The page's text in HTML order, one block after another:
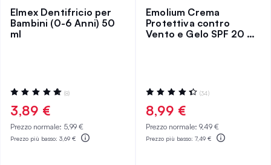
Elmex Dentifricio per
Bambini (0-6 Anni) 50
ml
Valutazione:
100%
(8)
3,89 €
Prezzo normale: 5,99 €
Prezzo più basso: 3,69 €
Emolium Crema
Protettiva contro
Vento e Gelo SPF 20 75
Valutazione:
89%
(34)
8,99 €
Prezzo normale: 9,49 €
Prezzo più basso: 7,49 €